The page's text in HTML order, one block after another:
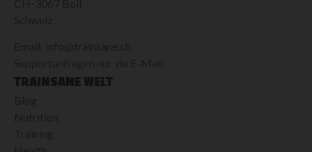
TRAINSANE WELT